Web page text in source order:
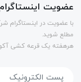
عضویت
با عضویت در اینستاگرام
مطلع شوید.
هرهفته یک قرعه کشی